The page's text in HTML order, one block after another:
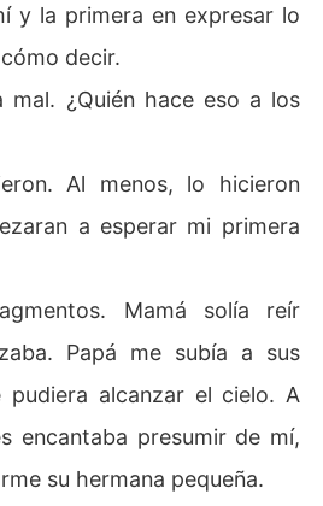
y la primera en expresar lo
decir.
¿Quién hace eso a los
Al menos, lo hicieron
a esperar mi primera
Mamá solía reír
Papá me subía a sus
pudiera alcanzar el cielo. A
encantaba presumir de mí,
su hermana pequeña.